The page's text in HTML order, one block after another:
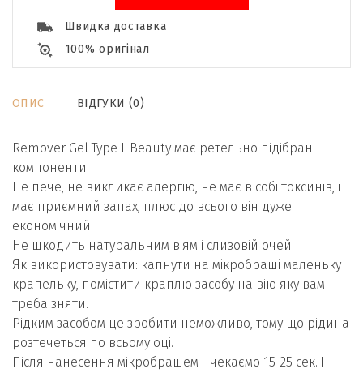
Швидка доставка
100% оригінал
ОПИС ВІДГУКИ (0)
Remover Gel Type I-Beauty має ретельно підібрані
компоненти.
Не пече, не викликає алергію, не має в собі токсинів, і
має приємний запах, плюс до всього він дуже
економічний.
Не шкодить натуральним віям і слизовій очей.
Як використовувати: капнути на мікробраші маленьку
крапельку, помістити краплю засобу на вію яку вам
треба зняти.
Рідким засобом це зробити неможливо, тому що рідина
розтечеться по всьому оці.
Після нанесення мікробрашем - чекаємо 15-25 сек. І